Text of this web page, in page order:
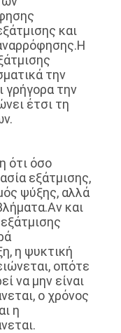
και
την
γρήγορα την
έτσι τη
ότι όσο
εξάτμισης,
ψύξης, αλλά
και
η ψυκτική
οπότε
να μην είναι
ο χρόνος
η